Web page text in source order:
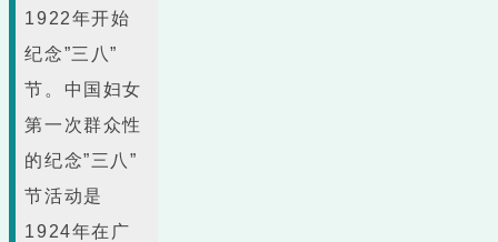
1922年开始
纪念”三八”
节。中国妇女
第一次群众性
的纪念”三八”
节活动是
1924年在广